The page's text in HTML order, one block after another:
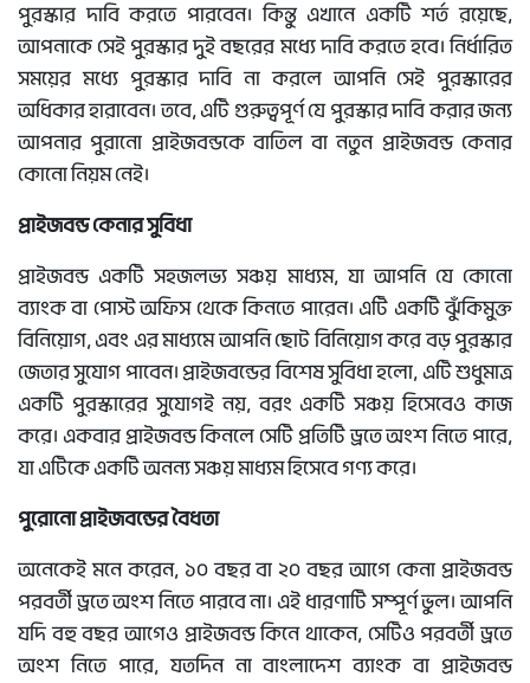
পুরস্কার দাবি করতে পারবেন। কিন্তু এখানে একটি শর্ত রয়েছে,
আপনাকে সেই পুরস্কার দুই বছরের মধ্যে দাবি করতে হবে। নির্ধারিত
সময়ের মধ্যে পুরস্কার দাবি না করলে আপনি সেই পুরস্কারের
অধিকার হারাবেন। তবে, এটি গুরুত্বপূর্ণ যে পুরস্কার দাবি করার জন্য
আপনার পুরানো প্রাইজবন্ডকে বাতিল বা নতুন প্রাইজবন্ড কেনার
কোনো নিয়ম নেই।
প্রাইজবন্ড কেনার সুবিধা
প্রাইজবন্ড একটি সহজলভ্য সঞ্চয় মাধ্যম, যা আপনি যে কোনো
ব্যাংক বা পোস্ট অফিস থেকে কিনতে পারেন। এটি একটি ঝুঁকিমুক্ত
বিনিয়োগ, এবং এর মাধ্যমে আপনি ছোট বিনিয়োগ করে বড় পুরস্কার
জেতার সুযোগ পাবেন। প্রাইজবন্ডের বিশেষ সুবিধা হলো, এটি শুধুমাত্র
একটি পুরস্কারের সুযোগই নয়, বরং একটি সঞ্চয় হিসেবেও কাজ
করে। একবার প্রাইজবন্ড কিনলে সেটি প্রতিটি ড্রতে অংশ নিতে পারে,
যা এটিকে একটি অনন্য সঞ্চয় মাধ্যম হিসেবে গণ্য করে।
পুরোনো প্রাইজবন্ডের বৈধতা
অনেকেই মনে করেন, ১০ বছর বা ২০ বছর আগে কেনা প্রাইজবন্ড
পরবর্তী ড্রতে অংশ নিতে পারবে না। এই ধারণাটি সম্পূর্ণ ভুল। আপনি
যদি বহু বছর আগেও প্রাইজবন্ড কিনে থাকেন, সেটিও পরবর্তী ড্রতে
অংশ নিতে পারে, যতদিন না বাংলাদেশ ব্যাংক বা প্রাইজবন্ড